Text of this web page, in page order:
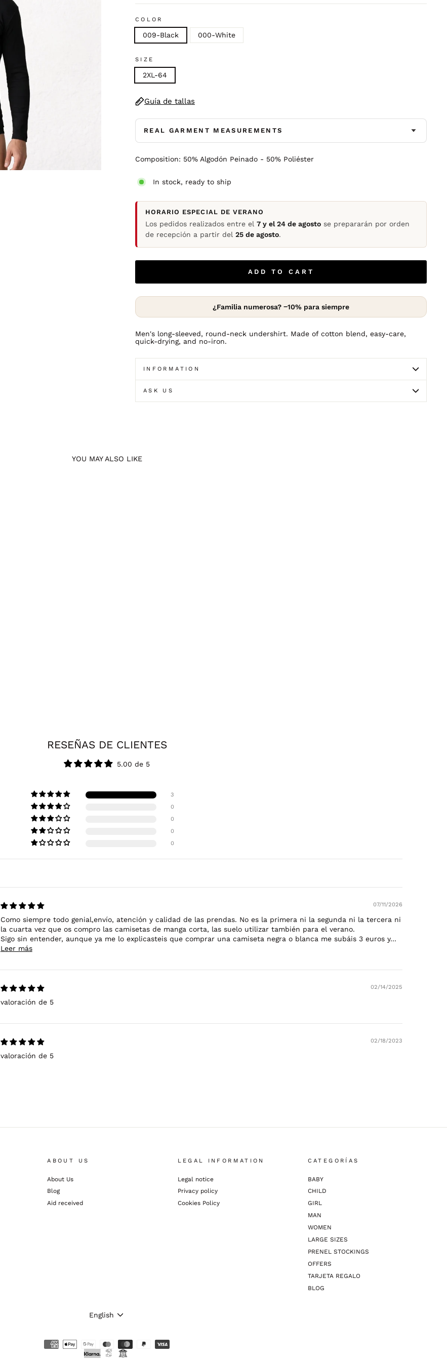
COLOR
009-Black 000-White
SIZE
2XL-64
Guía de tallas
REAL GARMENT MEASUREMENTS
Composition: 50% Algodón Peinado - 50% Poliéster
In stock, ready to ship
HORARIO ESPECIAL DE VERANO
Los pedidos realizados entre el 7 y el 24 de agosto se prepararán por orden
de recepción a partir del 25 de agosto.
ADD TO CART
¿Familia numerosa? −10% para siempre
Men's long-sleeved, round-neck undershirt. Made of cotton blend, easy-care,
quick-drying, and no-iron.
INFORMATION
ASK US
YOU MAY ALSO LIKE
RESEÑAS DE CLIENTES
5.00 de 5
3
0
0
0
0
07/11/2026
Como siempre todo genial,envío, atención y calidad de las prendas. No es la primera ni la segunda ni la tercera ni
la cuarta vez que os compro las camisetas de manga corta, las suelo utilizar también para el verano.
Sigo sin entender, aunque ya me lo explicasteis que comprar una camiseta negra o blanca me subáis 3 euros y...
Leer más
02/14/2025
valoración de 5
02/18/2023
valoración de 5
ABOUT US
About Us
Blog
Aid received
LEGAL INFORMATION
Legal notice
Privacy policy
Cookies Policy
CATEGORÍAS
BABY
CHILD
GIRL
MAN
WOMEN
LARGE SIZES
PRENEL STOCKINGS
OFFERS
TARJETA REGALO
BLOG
LANGUAGE
English